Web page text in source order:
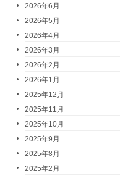
2026年6月
2026年5月
2026年4月
2026年3月
2026年2月
2026年1月
2025年12月
2025年11月
2025年10月
2025年9月
2025年8月
2025年2月